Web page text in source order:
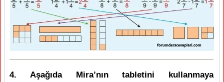
4. Aşağıda Mira’nın tabletini kullanmaya